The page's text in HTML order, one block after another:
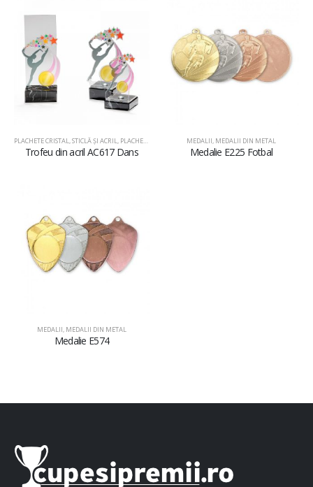
PLACHETE CRISTAL, STICLĂ ŞI ACRIL, PLACHETE DIN ACRIL
Trofeu din acril AC617 Dans
MEDALII, MEDALII DIN METAL
Medalie E225 Fotbal
MEDALII MEDALII DIN METAL
Medalie E574